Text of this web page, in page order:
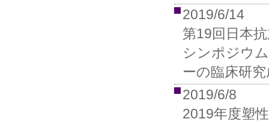
2019/6/14
第19回日本
シンポジウ
ーの臨床研
2019/6/8
2019年度塑